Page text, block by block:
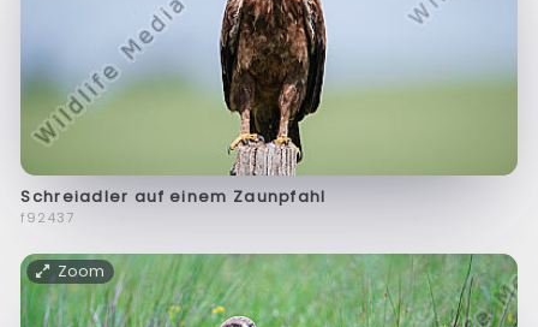
Schreiadler auf einem Zaunpfahl
f92437
Zoom